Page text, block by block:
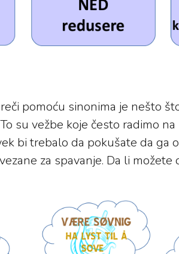
pomoću sinonima je nešto
su vežbe koje često radimo
bi trebalo da pokušate da ga
za spavanje. Da li možete